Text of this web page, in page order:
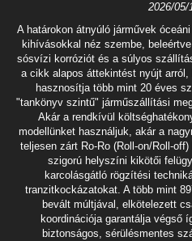
2026/05/
A határokon átnyúló járművek
kihívásokkal néz szembe,
sósvízi korróziót és a súlyos
a cikk alapos áttekintést nyújt
hasznosítja több mint 20 éves
"tankönyv szintű" járműszállítási
Akár a rendkívül
modellünket használjuk, akár a
teljesen zárt Ro-Ro (Roll-on/Roll-
szigorú helyszíni kikötői
karcolásgátló rögzítési
tranzitkockázatokat. A több mint
bevált múltjával, elkötelezett
koordinációja garantálja végső
biztonságos, sérülésmentes